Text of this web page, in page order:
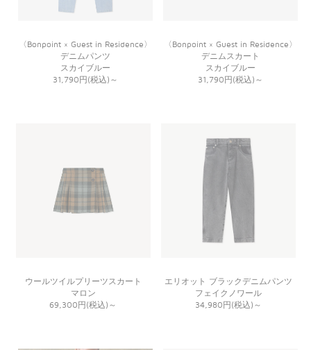
〈Bonpoint × Guest in Residence〉
デニムパンツ
スカイブルー
31,790円(税込) ～
〈Bonpoint × Guest in Residence〉
デニムスカート
スカイブルー
31,790円(税込) ～
ウールツイルプリーツスカート
マロン
69,300円(税込) ～
エリオット ブラックデニムパンツ
フェイクノワール
34,980円(税込) ～